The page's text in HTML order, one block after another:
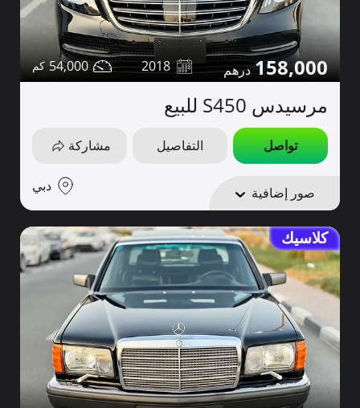
158,000
2018
54,000
مرسيدس S450 للبيع
تواصل التفاصيل مشاركة
صور إضافية دبي
كلاسيك